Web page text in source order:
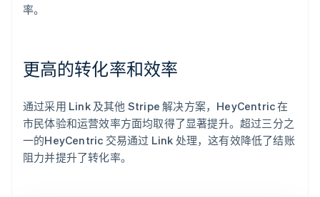
率。
更高的转化率和效率
通过采用 Link 及其他 Stripe 解决方案，HeyCentric 在
市民体验和运营效率方面均取得了显著提升。超过三分之
一的HeyCentric 交易通过 Link 处理，这有效降低了结账
阻力并提升了转化率。